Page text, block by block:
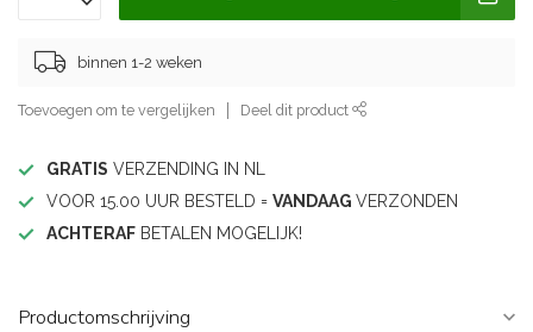
binnen 1-2 weken
Toevoegen om te vergelijken Deel dit product
GRATIS VERZENDING IN NL
VOOR 15.00 UUR BESTELD = VANDAAG VERZONDEN
ACHTERAF BETALEN MOGELIJK!
Productomschrijving